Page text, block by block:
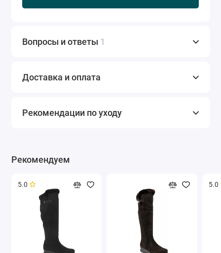
Вопросы и ответы 1
Доставка и оплата
Рекомендации по уходу
Рекомендуем
5.0 5.0